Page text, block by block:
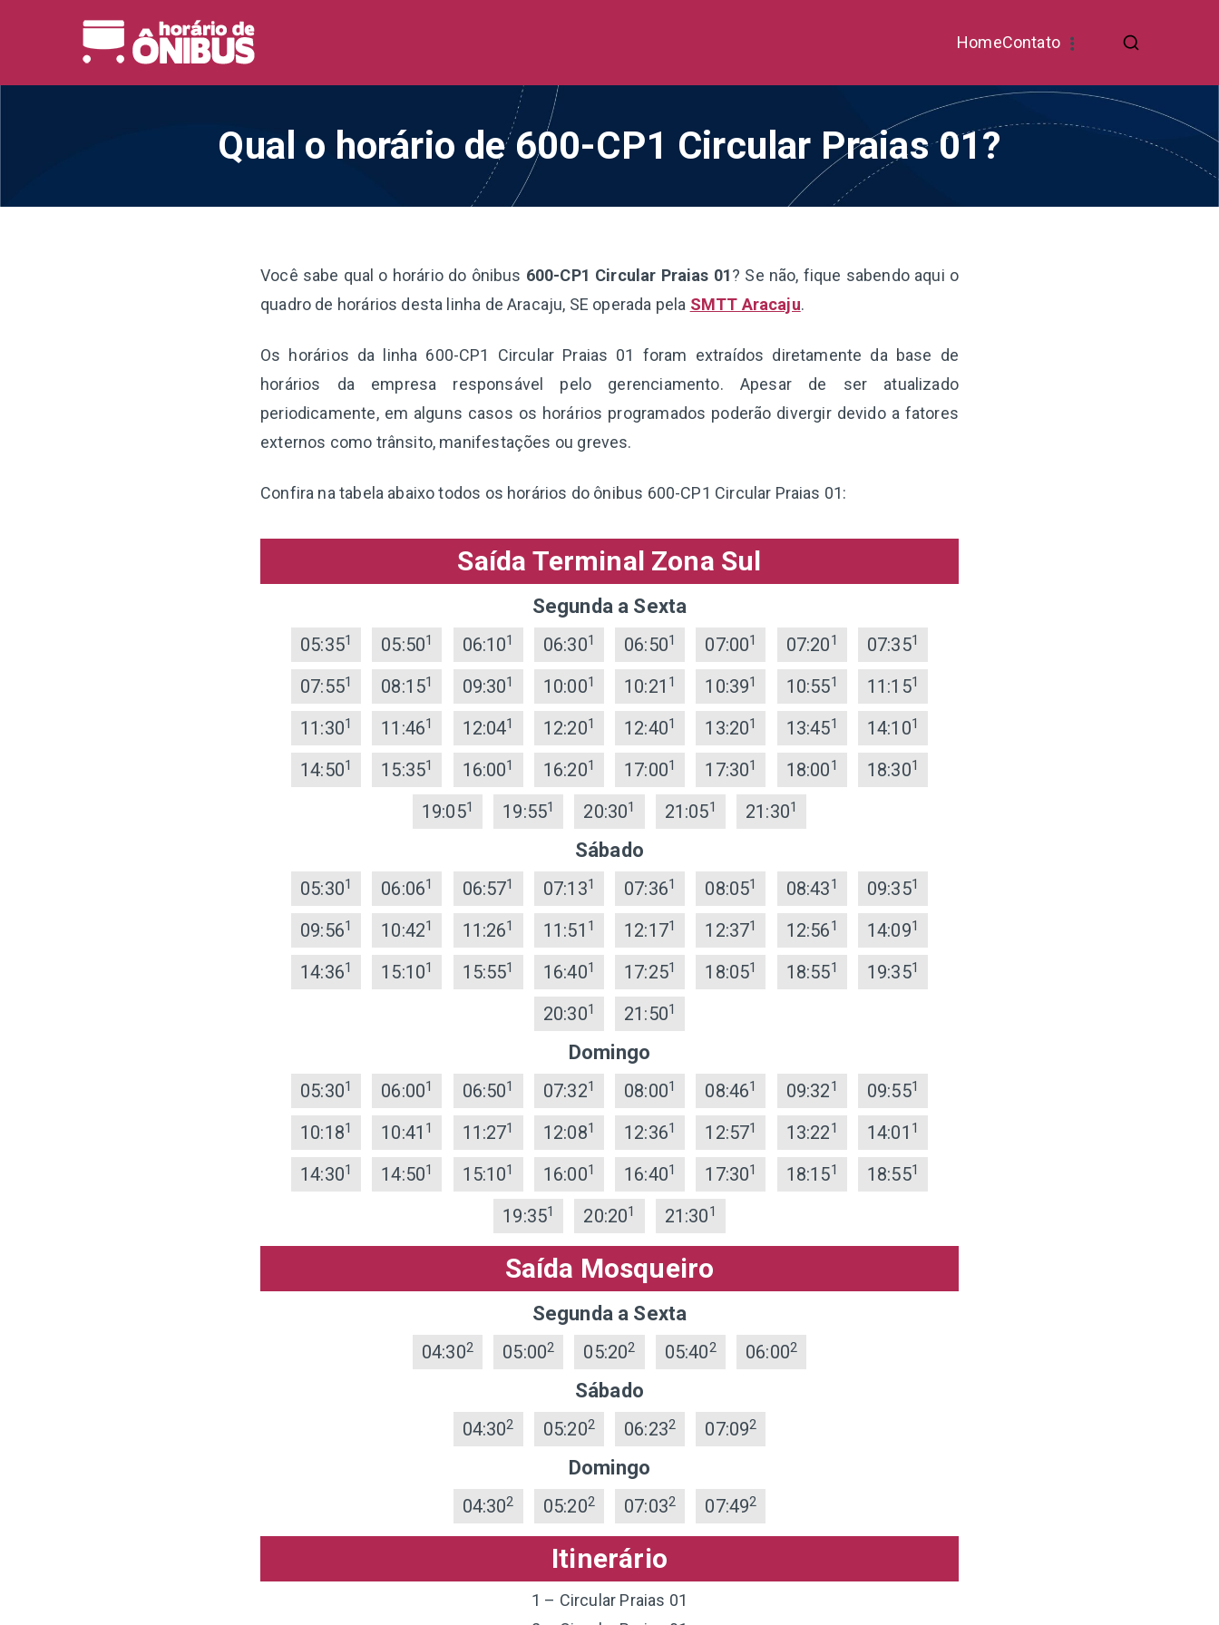
HomeContato
Qual o horário de 600-CP1 Circular Praias 01?
Você sabe qual o horário do ônibus 600-CP1 Circular Praias 01? Se não, fique sabendo aqui o
quadro de horários desta linha de Aracaju, SE operada pela SMTT Aracaju.
Os horários da linha 600-CP1 Circular Praias 01 foram extraídos diretamente da base de
horários da empresa responsável pelo gerenciamento. Apesar de ser atualizado
periodicamente, em alguns casos os horários programados poderão divergir devido a fatores
externos como trânsito, manifestações ou greves.
Confira na tabela abaixo todos os horários do ônibus 600-CP1 Circular Praias 01:
Saída Terminal Zona Sul
Segunda a Sexta
05:351 05:501 06:101 06:301 06:501 07:001 07:201 07:351
07:551 08:151 09:301 10:001 10:21 1 10:391 10:551 11:151
11:301 11:461 12:041 12:201 12:401 13:201 13:451 14:101
14:501 15:351 16:001 16:201 17:001 17:301 18:001 18:301
19:051 19:551 20:301 21:051 21:301
Sábado
05:301 06:061 06:571 07:131 07:361 08:051 08:431 09:351
09:561 10:421 11:261 11:51 1 12:171 12:371 12:561 14:091
14:361 15:101 15:551 16:401 17:251 18:051 18:551 19:351
20:301 21:501
Domingo
05:301 06:001 06:501 07:321 08:001 08:461 09:321 09:551
10:181 10:41 1 11:271 12:081 12:361 12:571 13:221 14:01 1
14:301 14:501 15:101 16:001 16:401 17:301 18:151 18:551
19:351 20:201 21:301
Saída Mosqueiro
Segunda a Sexta
04:302 05:002 05:202 05:402 06:002
Sábado
04:302 05:202 06:232 07:092
Domingo
04:302 05:202 07:032 07:492
Itinerário
1 – Circular Praias 01